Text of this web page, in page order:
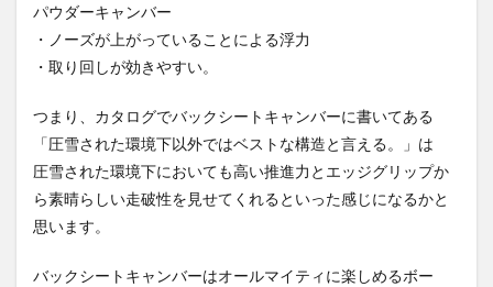
パウダーキャンバー
・ノーズが上がっていることによる浮力
・取り回しが効きやすい。
つまり、カタログでバックシートキャンバーに書いてある
「圧雪された環境下以外ではベストな構造と言える。」は
圧雪された環境下においても高い推進力とエッジグリップか
ら素晴らしい走破性を見せてくれるといった感じになるかと
思います。
バックシートキャンバーはオールマイティに楽しめるボー